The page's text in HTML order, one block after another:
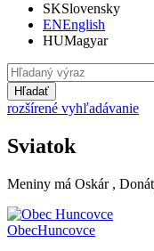
SKSlovensky
ENEnglish
HUMagyar
Hľadať
rozšírené vyhľadávanie
Sviatok
Meniny má Oskár ,
ObecHuncovce